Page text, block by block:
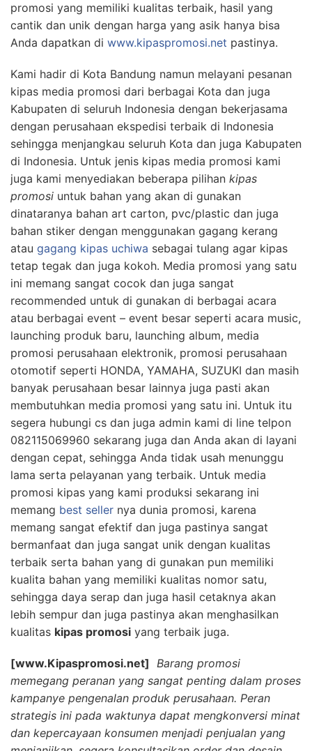
promosi yang memiliki kualitas terbaik, hasil yang
cantik dan unik dengan harga yang asik hanya bisa
Anda dapatkan di www.kipaspromosi.net pastinya.
Kami hadir di Kota Bandung namun melayani pesanan
kipas media promosi dari berbagai Kota dan juga
Kabupaten di seluruh Indonesia dengan bekerjasama
dengan perusahaan ekspedisi terbaik di Indonesia
sehingga menjangkau seluruh Kota dan juga Kabupaten
di Indonesia. Untuk jenis kipas media promosi kami
juga kami menyediakan beberapa pilihan kipas
promosi untuk bahan yang akan di gunakan
dinataranya bahan art carton, pvc/plastic dan juga
bahan stiker dengan menggunakan gagang kerang
atau gagang kipas uchiwa sebagai tulang agar kipas
tetap tegak dan juga kokoh. Media promosi yang satu
ini memang sangat cocok dan juga sangat
recommended untuk di gunakan di berbagai acara
atau berbagai event – event besar seperti acara music,
launching produk baru, launching album, media
promosi perusahaan elektronik, promosi perusahaan
otomotif seperti HONDA, YAMAHA, SUZUKI dan masih
banyak perusahaan besar lainnya juga pasti akan
membutuhkan media promosi yang satu ini. Untuk itu
segera hubungi cs dan juga admin kami di line telpon
082115069960 sekarang juga dan Anda akan di layani
dengan cepat, sehingga Anda tidak usah menunggu
lama serta pelayanan yang terbaik. Untuk media
promosi kipas yang kami produksi sekarang ini
memang best seller nya dunia promosi, karena
memang sangat efektif dan juga pastinya sangat
bermanfaat dan juga sangat unik dengan kualitas
terbaik serta bahan yang di gunakan pun memiliki
kualita bahan yang memiliki kualitas nomor satu,
sehingga daya serap dan juga hasil cetaknya akan
lebih sempur dan juga pastinya akan menghasilkan
kualitas kipas promosi yang terbaik juga.
[www.Kipaspromosi.net] Barang promosi
memegang peranan yang sangat penting dalam proses
kampanye pengenalan produk perusahaan. Peran
strategis ini pada waktunya dapat mengkonversi minat
dan kepercayaan konsumen menjadi penjualan yang